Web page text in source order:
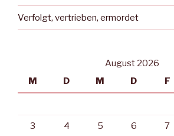
Verfolgt, vertrieben, ermordet
August 2026
M
D M D F
3 4 5 6 7